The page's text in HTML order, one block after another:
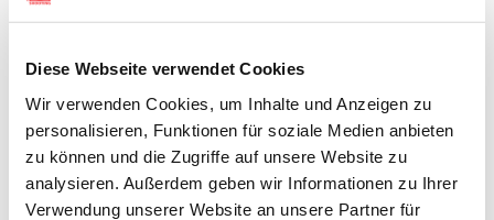
Diese Webseite verwendet Cookies
Wir verwenden Cookies, um Inhalte und Anzeigen zu
personalisieren, Funktionen für soziale Medien anbieten
zu können und die Zugriffe auf unsere Website zu
analysieren. Außerdem geben wir Informationen zu Ihrer
Verwendung unserer Website an unsere Partner für